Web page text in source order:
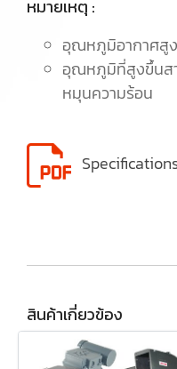
หมายเหตุ :
อุณหภูมิอากาศสู
อุณหภูมิที่สูงขึ้นสา
หมุนความร้อน
สินค้าเกี่ยวข้อง